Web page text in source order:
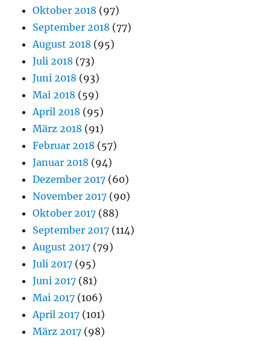
Oktober 2018 (97)
September 2018 (77)
August 2018 (95)
Juli 2018 (73)
Juni 2018 (93)
Mai 2018 (59)
April 2018 (95)
März 2018 (91)
Februar 2018 (57)
Januar 2018 (94)
Dezember 2017 (60)
November 2017 (90)
Oktober 2017 (88)
September 2017 (114)
August 2017 (79)
Juli 2017 (95)
Juni 2017 (81)
Mai 2017 (106)
April 2017 (101)
März 2017 (98)